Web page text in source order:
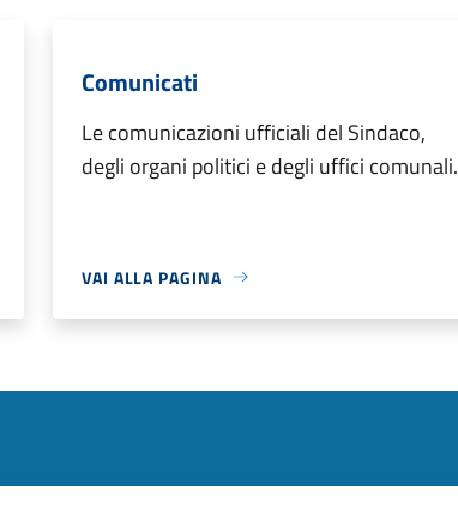
Comunicati
Le comunicazioni ufficiali del Sindaco,
degli organi politici e degli uffici comunali.
VAI ALLA PAGINA